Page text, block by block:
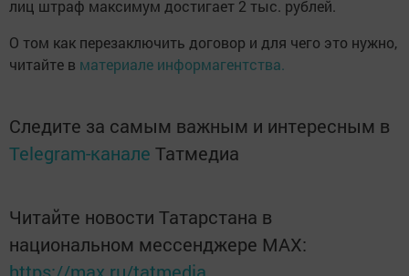
лиц штраф максимум достигает 2 тыс. рублей.
О том как перезаключить договор и для чего это нужно,
читайте в материале информагентства.
Следите за самым важным и интересным в
Telegram-канале Татмедиа
Читайте новости Татарстана в
национальном мессенджере MАХ: